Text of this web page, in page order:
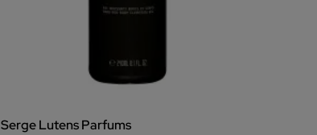
Serge Lutens Parfums